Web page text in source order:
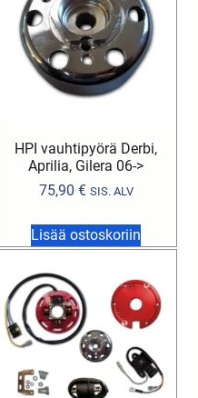
HPI vauhtipyörä Derbi,
Aprilia, Gilera 06->
75,90 € SIS. ALV
Lisää ostoskoriin